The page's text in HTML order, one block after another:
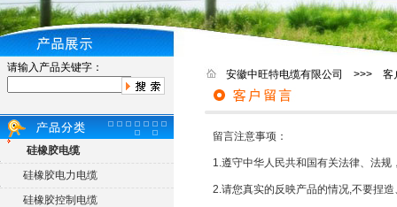
请输入产品关键字：
硅橡胶电缆
硅橡胶电力电缆
硅橡胶控制电缆
安徽中旺特电缆有限公司 >>> 客
留言注意事项：
1.遵守中华人民共和国有关法律、法
2.请您真实的反映产品的情况,不要捏